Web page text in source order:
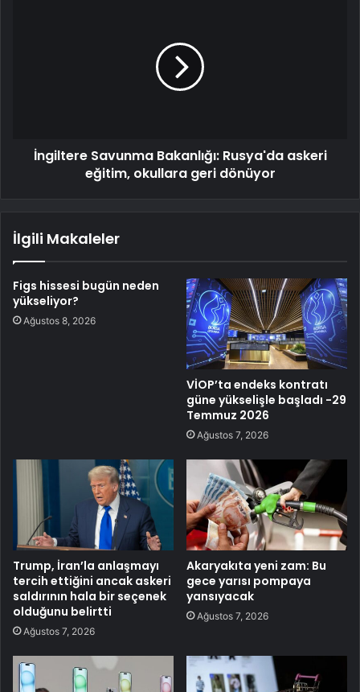
İngiltere Savunma Bakanlığı: Rusya'da askeri
eğitim, okullara geri dönüyor
İlgili Makaleler
Figs hissesi bugün neden
yükseliyor?
Ağustos 8, 2026
VİOP’ta endeks kontratı
güne yükselişle başladı -29
Temmuz 2026
Ağustos 7, 2026
Trump, İran’la anlaşmayı
tercih ettiğini ancak askeri
saldırının hala bir seçenek
olduğunu belirtti
Ağustos 7, 2026
Akaryakıta yeni zam: Bu
gece yarısı pompaya
yansıyacak
Ağustos 7, 2026